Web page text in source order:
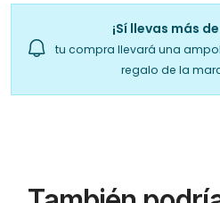
¡Sí llevas más
tu compra llevará una
regalo de la